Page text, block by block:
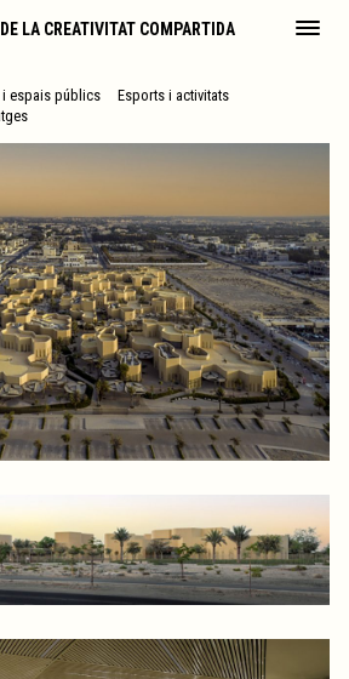
LA CREATIVITAT COMPARTIDA
i espais públics
Esports i activitats